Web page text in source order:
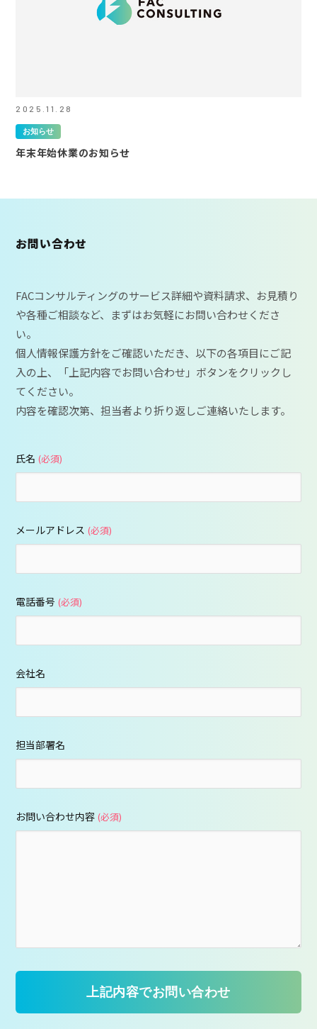
2025.11.28
お知らせ
年末年始休業のお知らせ
お問い合わせ
FACコンサルティングのサービス詳細や資料請求、お見積り
や各種ご相談など、まずはお気軽にお問い合わせくださ
い。
個人情報保護方針をご確認いただき、以下の各項目にご記
入の上、「上記内容でお問い合わせ」ボタンをクリックし
てください。
内容を確認次第、担当者より折り返しご連絡いたします。
氏名 (必須)
メールアドレス (必須)
電話番号 (必須)
会社名
担当部署名
お問い合わせ内容 (必須)